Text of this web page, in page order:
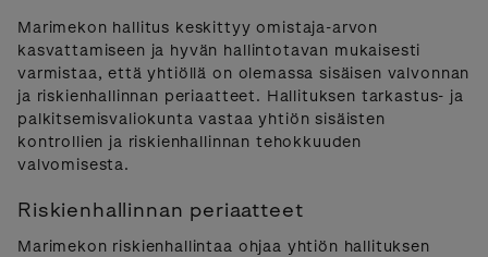
Marimekon hallitus keskittyy omistaja-arvon
kasvattamiseen ja hyvän hallintotavan mukaisesti
varmistaa, että yhtiöllä on olemassa sisäisen valvonnan
ja riskienhallinnan periaatteet. Hallituksen tarkastus- ja
palkitsemisvaliokunta vastaa yhtiön sisäisten
kontrollien ja riskienhallinnan tehokkuuden
valvomisesta.
Riskienhallinnan periaatteet
Marimekon riskienhallintaa ohjaa yhtiön hallituksen